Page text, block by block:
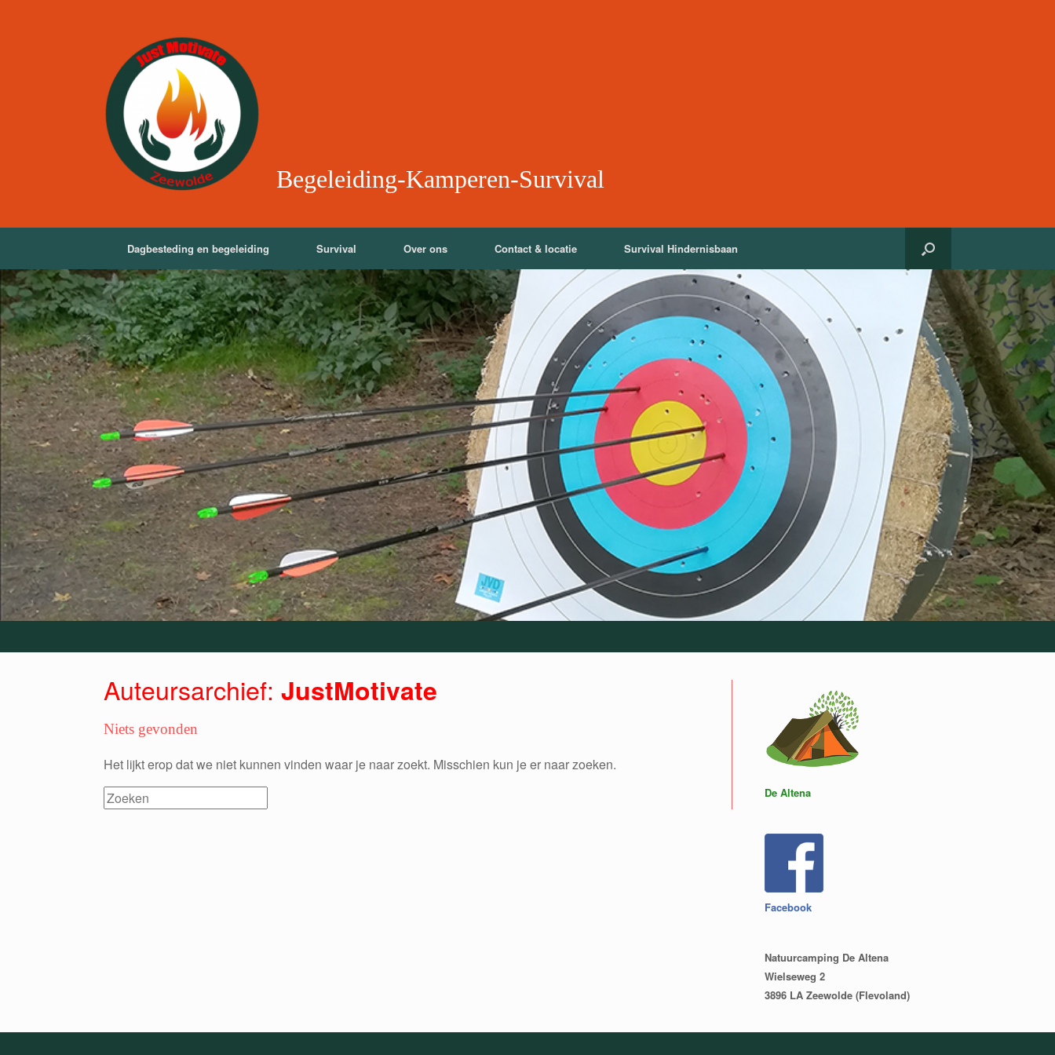
Begeleiding-Kamperen-Survival
Dagbesteding en begeleiding Survival Over ons Contact & locatie Survival Hindernisbaan
Auteursarchief: JustMotivate
Niets gevonden
Het lijkt erop dat we niet kunnen vinden waar je naar zoekt. Misschien kun je er naar zoeken.
Search
for:
De Altena
Facebook
Natuurcamping De Altena
Wielseweg 2
3896 LA Zeewolde (Flevoland)